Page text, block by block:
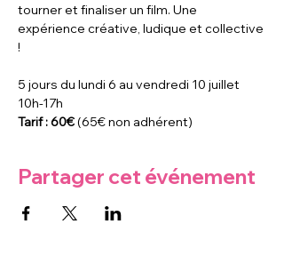
tourner et finaliser un film. Une
expérience créative, ludique et collective
!
5 jours du lundi 6 au vendredi 10 juillet
10h-17h
Tarif : 60€ (65€ non adhérent)
Partager cet événement